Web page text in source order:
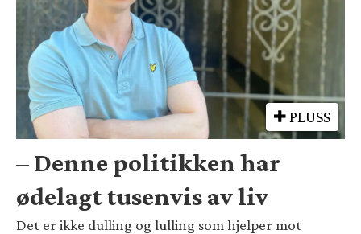
PLUSS
– Denne politikken har
ødelagt tusenvis av liv
Det er ikke dulling og lulling som hjelper mot